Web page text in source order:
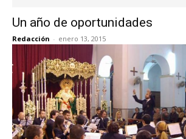
Un año de oportunidades
Redacción - enero 13, 2015